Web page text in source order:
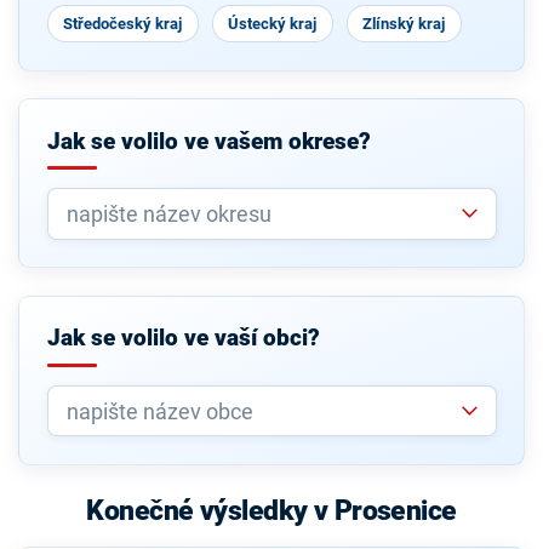
Středočeský kraj Ústecký kraj Zlínský kraj
Jak se volilo ve vašem okrese?
Jak se volilo ve vaší obci?
Konečné výsledky v Prosenice